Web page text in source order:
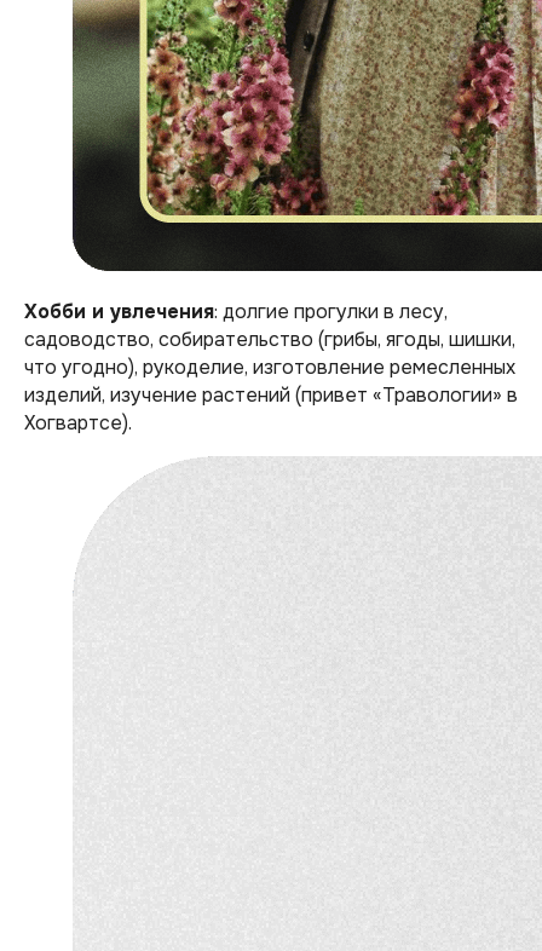
Хобби и увлечения: долгие прогулки в лесу,
садоводство, собирательство (грибы, ягоды, шишки,
что угодно), рукоделие, изготовление ремесленных
изделий, изучение растений (привет «Травологии» в
Хогвартсе).